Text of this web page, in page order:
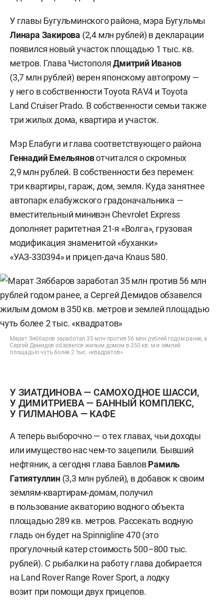
У главы Бугульминского района, мэра Бугульмы
Линара Закирова (2,4 млн рублей) в декларации
появился новый участок площадью 1 тыс. кв.
метров. Глава ЧистополяДмитрий Иванов
(3,7 млн рублей) верен японскому автопрому —
у него в собственности Toyota RАV4 и Toyota
Land Cruiser Prado. В собственности семьи также
три жилых дома, квартира и участок.
Мэр Елабуги и глава соответствующего района
Геннадий Емельяновотчитался о скромных
2,9 млн рублей. В собственности без перемен:
три квартиры, гараж, дом, земля. Куда занятнее
автопарк елабужского градоначальника —
вместительный минивэн Chevrolet Express
дополняет раритетная 21-я «Волга», грузовая
модификация знаменитой «буханки»
«УАЗ-330394» и прицеп-дача Knaus 580.
Марат Зяббаров заработал 35 млн против 56 млн рублей годом ранее, а
Сергей Демидов обзавелся жилым домом в 350 кв. м и землей
площадью чуть более 2 тыс. «квадратов»
У ЗИАТДИНОВА — САМОХОДНОЕ ШАССИ,
У ДИМИТРИЕВА — БАННЫЙ КОМПЛЕКС,
У ГИЛМАНОВА — КАФЕ
А теперь выборочно — о тех главах, чьи доходы
или имущество нас чем-то зацепили. Бывший
нефтяник, а сегодня глава БавловРамиль
Гатиятуллин (3,3 млн рублей), в добавок к своим
землям-квартирам-домам, получил
в пользование акваторию водного объекта
площадью 289 кв. метров. Рассекать водную
гладь он будет на Spinnigline 470 (это
прогулочный катер стоимость 500–800 тыс.
рублей). С рыбалки на работу глава добирается
на Land Rover Range Rover Sport, а лодку
возит при помощи двух прицепов.